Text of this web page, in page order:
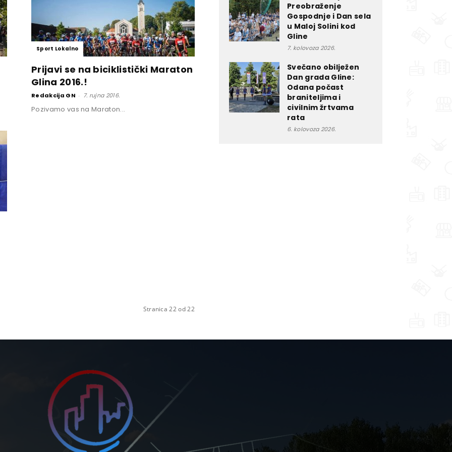
Sport Lokalno
Prijavi se na biciklistički Maraton
Glina 2016.!
Redakcija GN - 7. rujna 2016.
Pozivamo vas na Maraton...
Stranica 22 od 22
Preobraženje
Gospodnje i Dan sela
u Maloj Solini kod
Gline
7. kolovoza 2026.
Svečano obilježen
Dan grada Gline:
Odana počast
braniteljima i
civilnim žrtvama
rata
6. kolovoza 2026.